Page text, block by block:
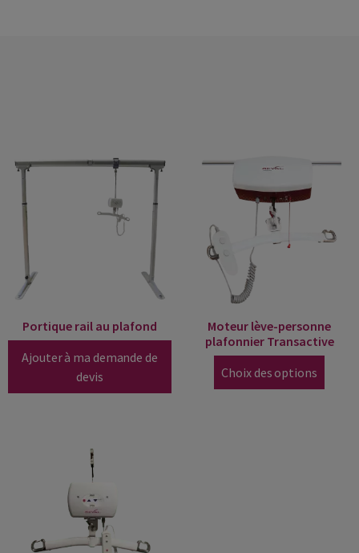
Portique rail au plafond
Ajouter à ma demande de
devis
Moteur lève-personne
plafonnier Transactive
Choix des options